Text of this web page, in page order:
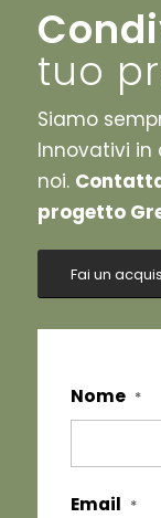
tuo
Siamo
Innovativi in
noi.
progetto
Fai un
Nome *
Email *